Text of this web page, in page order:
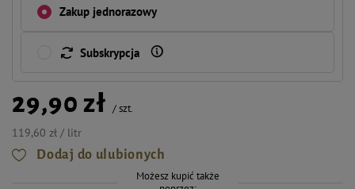
Zakup jednorazowy
Subskrypcja
29,90 zł /szt.
119,60 zł / litr
Dodaj do ulubionych
Możesz kupić także